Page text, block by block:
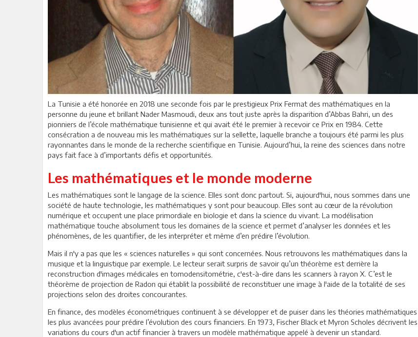
La Tunisie a été honorée en 2018 une seconde fois par le prestigieux Prix Fermat des mathématiques en la
personne du jeune et brillant Nader Masmoudi, deux ans tout juste après la disparition d’Abbas Bahri, un des
pionniers de l’école mathématique tunisienne et qui avait été le premier à recevoir ce Prix en 1984. Cette
consécration a de nouveau mis les mathématiques sur la sellette, laquelle branche a toujours été parmi les plus
rayonnantes dans le monde de la recherche scientifique en Tunisie. Aujourd’hui, la reine des sciences dans notre
pays fait face à d’importants défis et opportunités.
Les mathématiques et le monde moderne
Les mathématiques sont le langage de la science. Elles sont donc partout. Si, aujourd'hui, nous sommes dans une
société de haute technologie, les mathématiques y sont pour beaucoup. Elles sont au cœur de la révolution
numérique et occupent une place primordiale en biologie et dans la science du vivant. La modélisation
mathématique touche absolument tous les domaines de la science et permet d’analyser les données et les
phénomènes, de les quantifier, de les interpréter et même d’en prédire l’évolution.
Mais il n'y a pas que les « sciences naturelles » qui sont concernées. Nous retrouvons les mathématiques dans la
musique et la linguistique par exemple. Le lecteur serait surpris de savoir qu’un théorème est derrière la
reconstruction d'images médicales en tomodensitométrie, c'est-à-dire dans les scanners à rayon X. C’est le
théorème de projection de Radon qui établit la possibilité de reconstituer une image à l'aide de la totalité de ses
projections selon des droites concourantes.
En finance, des modèles économétriques continuent à se développer et de puiser dans les théories mathématiques
les plus avancées pour prédire l’évolution des cours financiers. En 1973, Fischer Black et Myron Scholes décrivent les
variations du cours d'un actif financier à travers un modèle mathématique appelé à devenir un standard.